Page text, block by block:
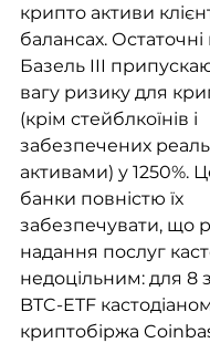
крипто активи
балансах.
Базель III
вагу ризику для
(крім стейблкоїнів і
забезпечених
активами) у 1250%.
банки повністю їх
забезпечувати, що
надання послуг
недоцільним: для 8
BTC-ETF
криптобіржа